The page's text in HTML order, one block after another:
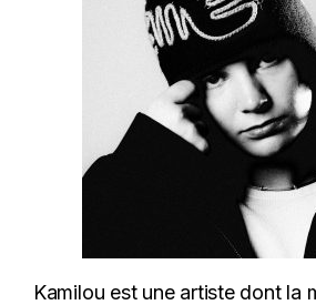
Kamilou est une artiste dont la